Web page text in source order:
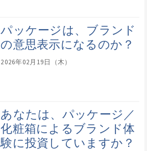
パッケージは、ブランド
の意思表示になるのか？
2026年02月19日（木）
あなたは、パッケージ／
化粧箱によるブランド体
験に投資していますか？